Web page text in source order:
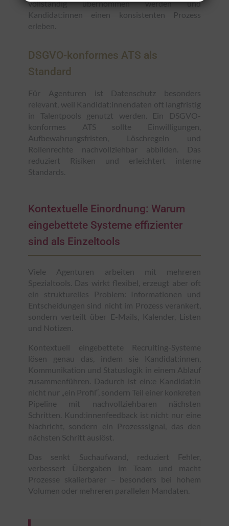
vollständig übernommen werden und
Kandidat:innen einen konsistenten Prozess
erleben.
DSGVO-konformes ATS als
Standard
Für Agenturen ist Datenschutz besonders
relevant, weil Kandidat:innendaten oft langfristig
in Talentpools genutzt werden. Ein DSGVO-
konformes ATS sollte Einwilligungen,
Aufbewahrungsfristen, Löschregeln und
Rollenrechte nachvollziehbar abbilden. Das
reduziert Risiken und erleichtert interne
Standards.
Kontextuelle Einordnung: Warum
eingebettete Systeme effizienter
sind als Einzeltools
Viele Agenturen arbeiten mit mehreren
Spezialtools. Das wirkt flexibel, erzeugt aber oft
ein strukturelles Problem: Informationen und
Entscheidungen sind nicht im Prozess verankert,
sondern verteilt über E-Mails, Kalender, Listen
und Notizen.
Kontextuell eingebettete Recruiting-Systeme
lösen genau das, indem sie Kandidat:innen,
Kommunikation und Statuslogik in einem Ablauf
zusammenführen. Dadurch ist ein:e Kandidat:in
nicht nur „ein Profil“, sondern Teil einer konkreten
Pipeline mit nachvollziehbaren nächsten
Schritten. Kund:innenfeedback ist nicht nur eine
Nachricht, sondern ein Prozesssignal, das den
nächsten Schritt auslöst.
Das senkt Suchaufwand, reduziert Fehler,
verbessert Übergaben im Team und macht
Prozesse skalierbarer – besonders bei hohem
Volumen oder mehreren parallelen Mandaten.